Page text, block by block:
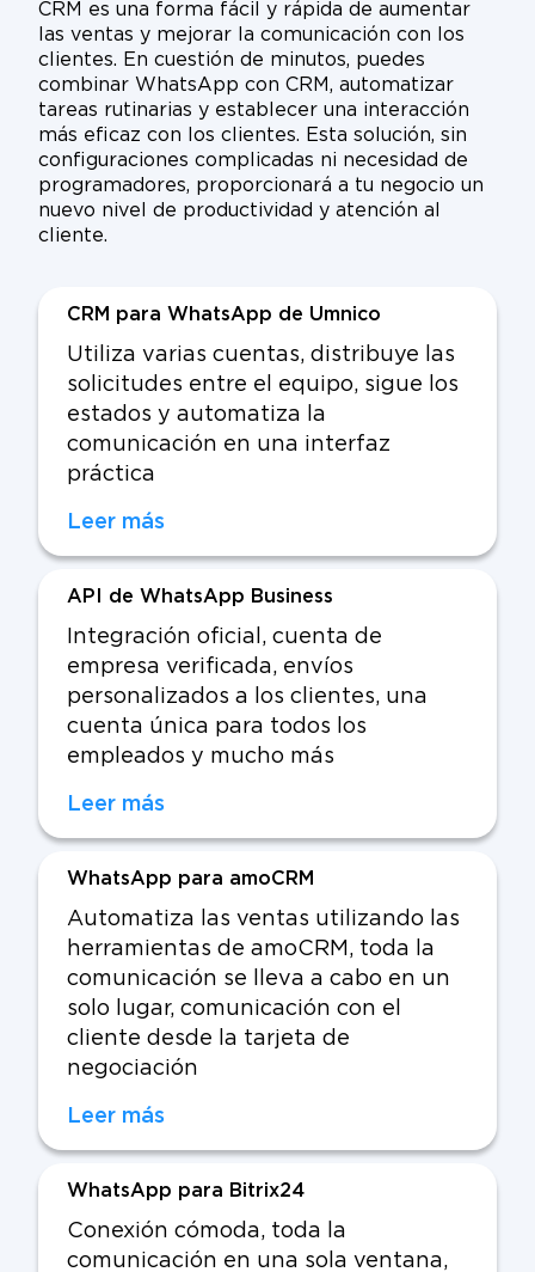
CRM es una forma fácil y rápida de aumentar
las ventas y mejorar la comunicación con los
clientes. En cuestión de minutos, puedes
combinar WhatsApp con CRM, automatizar
tareas rutinarias y establecer una interacción
más eficaz con los clientes. Esta solución, sin
configuraciones complicadas ni necesidad de
programadores, proporcionará a tu negocio un
nuevo nivel de productividad y atención al
cliente.
CRM para WhatsApp de Umnico
Utiliza varias cuentas, distribuye las
solicitudes entre el equipo, sigue los
estados y automatiza la
comunicación en una interfaz
práctica
Leer más
API de WhatsApp Business
Integración oficial, cuenta de
empresa verificada, envíos
personalizados a los clientes, una
cuenta única para todos los
empleados y mucho más
Leer más
WhatsApp para amoCRM
Automatiza las ventas utilizando las
herramientas de amoCRM, toda la
comunicación se lleva a cabo en un
solo lugar, comunicación con el
cliente desde la tarjeta de
negociación
Leer más
WhatsApp para Bitrix24
Conexión cómoda, toda la
comunicación en una sola ventana,